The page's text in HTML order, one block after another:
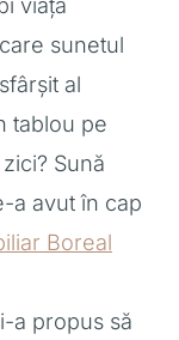
sunetul
al
tablou pe
Sună
a avut în cap
Boreal
a propus să